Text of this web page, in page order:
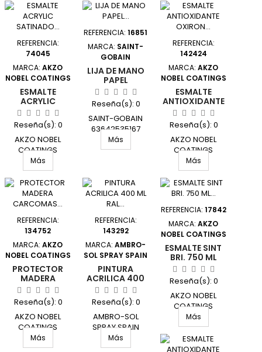
REFERENCIA:
74045
MARCA: AKZO
NOBEL COATINGS
ESMALTE
ACRYLIC
SATINADO 750
ML BLANCO
PERMANENTE
BRUGUER
Reseña(s): 0
AKZO NOBEL
COATINGS
5057417 UNIDAD
Más
REFERENCIA: 16851
MARCA: SAINT-
GOBAIN
LIJA DE MANO
PAPEL
"MEDALLAS" GR
60 (5) DEBRAY
Reseña(s): 0
SAINT-GOBAIN
63642535167
UNIDAD
Más
REFERENCIA:
142424
MARCA: AKZO
NOBEL COATINGS
ESMALTE
ANTIOXIDANTE
OXIRON LISO
EFECTO FORJA
4 L NEGRO TITA
Reseña(s): 0
AKZO NOBEL
COATINGS
F2M420404/5809095
UNIDAD
Más
REFERENCIA:
134752
MARCA: AKZO
NOBEL COATINGS
PROTECTOR
MADERA
CARCOMAS
PLUS 2,5 L
XYLAZEL
Reseña(s): 0
AKZO NOBEL
COATINGS
5600419 UNIDAD
Más
REFERENCIA:
143292
MARCA: AMBRO-
SOL SPRAY SPAIN
PINTURA
ACRILICA 400
ML RAL 5015
AZUL CIELO
AMBRO-SOL
Reseña(s): 0
AMBRO-SOL
SPRAY SPAIN
V4005015 UNIDAD
Más
REFERENCIA: 17842
MARCA: AKZO
NOBEL COATINGS
ESMALTE SINT
BRI. 750 ML
GR/AZU
INT/EXT TITAN
Reseña(s): 0
AKZO NOBEL
COATINGS
1051034/5805503
UNIDAD
Más